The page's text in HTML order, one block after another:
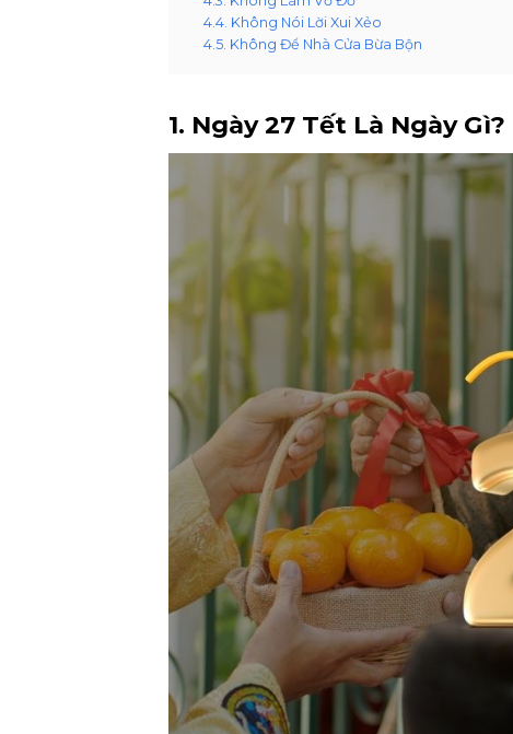
4.4. Không Nói Lời Xui Xẻo
4.5. Không Để Nhà Cửa Bừa Bộn
1. Ngày 27 Tết Là Ngày Gì?